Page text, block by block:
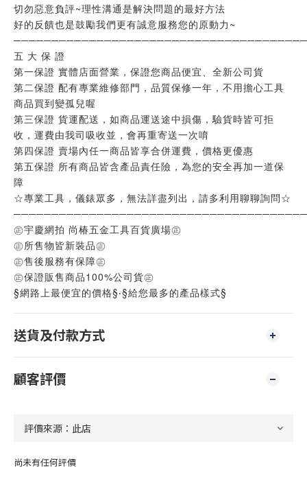
切勿惡意負評~理性溝通是解決問題的最好方法
好的反饋也是鼓勵我們更有誠意服務您的原動力~
五 大 保 證
第一保證 實體店面營業，保證您商品便宜、全新公司貨
第二保證 配有專業維修部門，品質保修一年，不用擔心工具
商品買到變孤兒喔
第三保證 貨運配送，如商品運送途中損傷，驗貨時皆可拒
收，運費由我司吸收並，會再重寄送一次唷
第四保證 賣場內任一商品皆享合併運費，價格更優惠
第五保證 所有商品皆含產品責任險，為您的安全再加一道保
障
☆專業工具，儀錶眾多，無法詳盡列出，請多利用聊聊詢問☆
㊣宇慶網拍 尚椿五金工具百貨廣場㊣
㊣所售物皆新裝品㊣
㊣售後服務有保障㊣
㊣保證販售商品100%公司貨㊣
§網路上最便宜的價格§‧§給您最多的產品樣式§
送貨及付款方式
顧客評價
尚未有任何評價